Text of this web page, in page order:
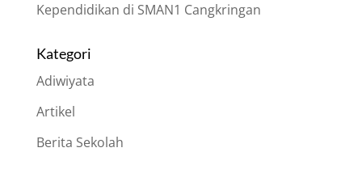
Kependidikan di SMAN1 Cangkringan
Kategori
Adiwiyata
Artikel
Berita Sekolah